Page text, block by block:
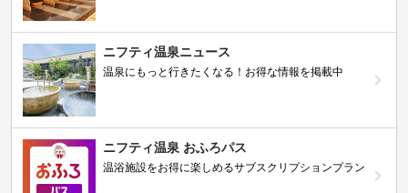
ニフティ温泉ニュース
温泉にもっと行きたくなる！お得な情報を掲載中
ニフティ温泉 おふろパス
温浴施設をお得に楽しめるサブスクリプションプラン